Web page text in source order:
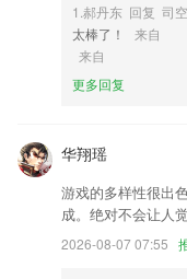
6,名师轻松解读重点、难
letou.cm软件优势
1.亲历者精心录制，精讲
3.拥有美观的围棋游戏界
4.支持中韩，韩中，双向
能更加方便快捷
5.基本上历年以来的考点
1.郝丹东 回复 司
太棒了！
来自
来自
更多回复
华翔瑶
游戏的多样性很出
成。绝对不会让人
2026-08-07 07:55